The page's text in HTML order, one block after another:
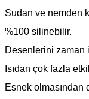
Sudan ve nemden
%100 silinebilir.
Desenlerini zaman
Isıdan çok fazla
Esnek olmasından